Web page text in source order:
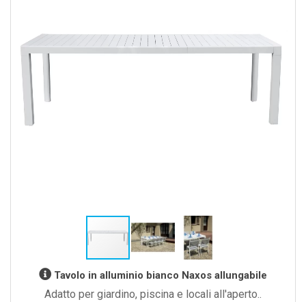
Tavolo in alluminio bianco Naxos allungabile
Adatto per giardino, piscina e locali all'aperto..